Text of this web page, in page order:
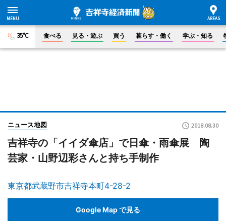
35°C 食べる 見る・遊ぶ 買う 暮らす・働く 学ぶ・知る
ニュース地図 2018.08.30
吉祥寺の「イイダ傘店」で日傘・雨傘展 陶
芸家・山野辺彩さんと持ち手制作
東京都武蔵野市吉祥寺本町4-28-2
Google Map で見る